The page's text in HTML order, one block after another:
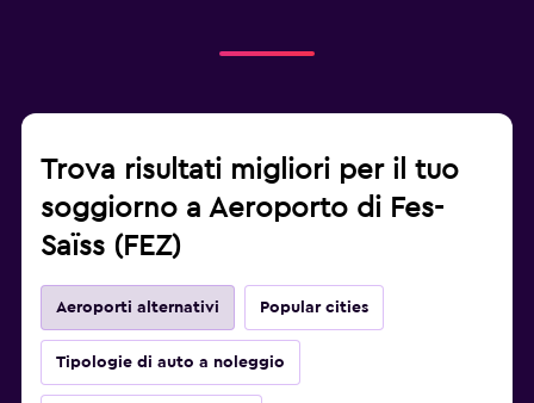
Trova risultati migliori per il tuo
soggiorno a Aeroporto di Fes-
Saïss (FEZ)
Aeroporti alternativi Popular cities
Tipologie di auto a noleggio